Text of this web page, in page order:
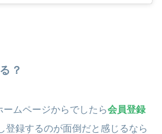
？
ムページからでしたら会員登録
登録するのが面倒だと感じるなら